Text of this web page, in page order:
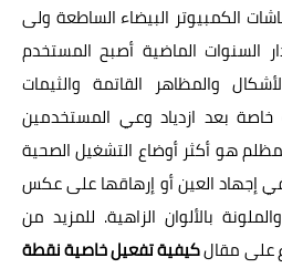
الكمبيوتر البيضاء الساطعة ولى
الماضية أصبح المستخدم
والمظاهر القاتمة والثيمات
خاصة بعد ازدياد وعي المستخدمين
هو أكثر أوضاع التشغيل الصحية
في إجهاد العين أو إرهاقها على عكس
بالألوان الزاهية. للمزيد من
على مقالكيفية تفعيل خاصية نقطة